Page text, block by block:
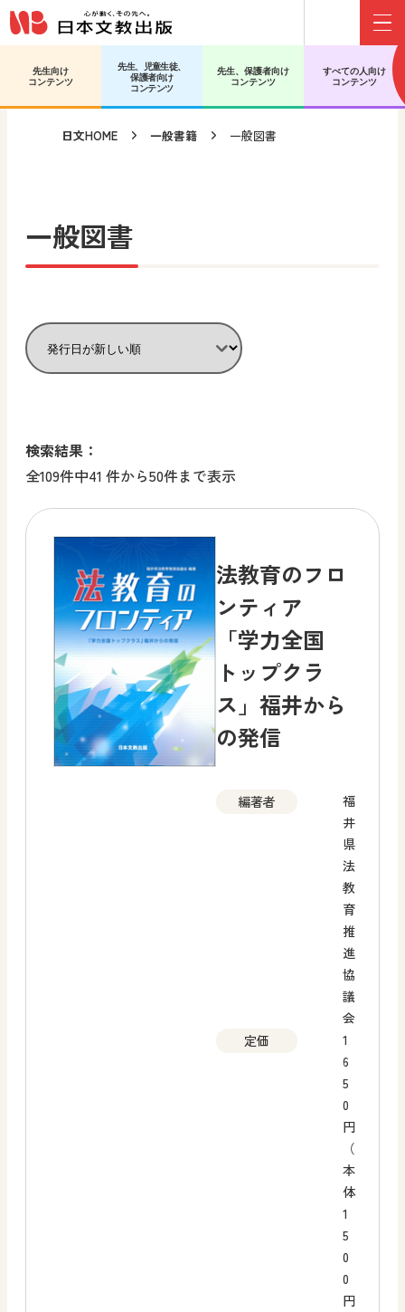
メインコンテンツへ移動
サブコンテンツへ移動
先生向け
コンテンツ
先生、児童生徒、
保護者向け
コンテンツ
先生、保護者向け
コンテンツ
すべての人向け
コンテンツ
日文HOME 一般書籍 一般図書
一般図書
検索結果：
全109件中41 件から50件まで表示
法教育のフロ
ンティア
「学力全国
トップクラ
ス」福井から
の発信
編著者
福
井
県
法
教
育
推
進
協
議
会
定価
1
6
5
0
円
（
本
体
1
5
0
0
円